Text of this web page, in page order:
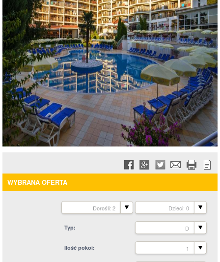
WYBRANA OFERTA
Dorośli: 2 Dzieci: 0
Typ D
Ilość pokoi 1